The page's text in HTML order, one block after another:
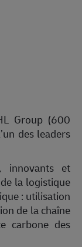
Group (600
des leaders
innovants et
la logistique
: utilisation
de la chaîne
carbone des